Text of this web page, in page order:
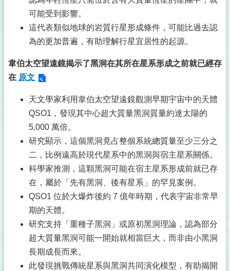
可能受到影響。
這代表類似地球的岩質行星形成條件，可能比過去認
為的更加普遍，有助理解行星宜居性的起源。
韋伯太空望遠鏡揭示了黑洞在其所在星系形成之前就已經存
在 原文
天文學家利用韋伯太空望遠鏡觀測早期宇宙中的天體
QSO1，發現其中心超大質量黑洞質量約達太陽的
5,000 萬倍。
研究顯示，這個黑洞竟占整個系統總質量至少三分之
二，比例遠高於現代星系中的黑洞與宿主星系關係。
科學家推測，這顆黑洞可能在宿主星系形成前就已存
在，屬於「先有黑洞、後有星系」的罕見案例。
QSO1 位於大爆炸後約 7 億年時期，代表宇宙非常早
期的天體。
研究支持「重種子黑洞」或原初黑洞理論，認為部分
超大質量黑洞可能一開始就相當巨大，而非由小黑洞
長期成長而來。
此發現挑戰傳統星系與黑洞共同演化模型，有助揭開